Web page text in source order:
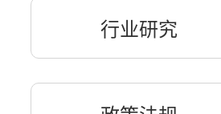
行业研究